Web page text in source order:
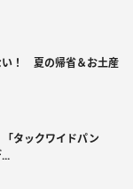
い！ 夏の帰省＆お土産
タックワイドパン